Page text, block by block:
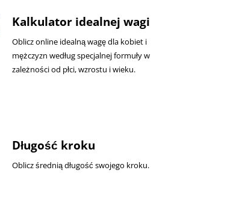
Kalkulator idealnej wagi
Oblicz online idealną wagę dla kobiet i
mężczyzn według specjalnej formuły w
zależności od płci, wzrostu i wieku.
Długość kroku
Oblicz średnią długość swojego kroku.